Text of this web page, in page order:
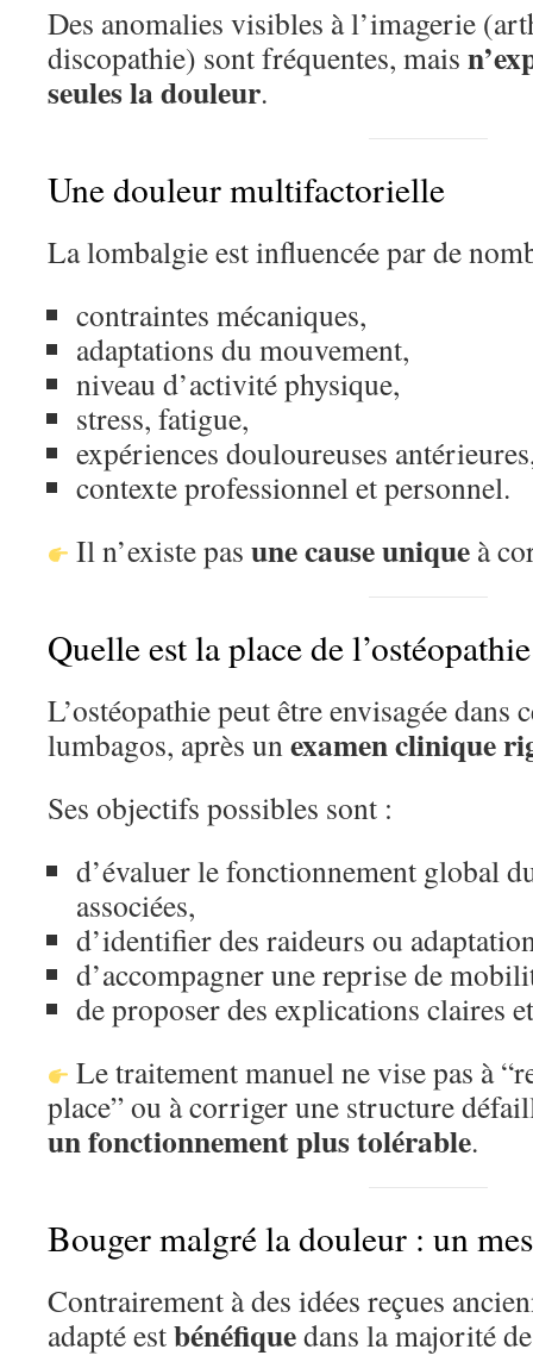
Des anomalies visibles à l’imagerie
discopathie) sont fréquentes, mais
seules la douleur.
Une douleur multifactorielle
La lombalgie est influencée par de
contraintes mécaniques,
adaptations du mouvement,
niveau d’activité physique,
stress, fatigue,
expériences douloureuses
contexte professionnel et personnel.
Il n’existe pasune cause unique à
Quelle est la place de
L’ostéopathie peut être envisagée dans
lumbagos, après unexamen clinique
Ses objectifs possibles sont :
d’évaluer le fonctionnement global
associées,
d’identifier des raideurs ou
d’accompagner une reprise de
de proposer des explications claires
Le traitement manuel ne vise pas à
place” ou à corriger une structure
un fonctionnement plus tolérable.
Bouger malgré la douleur : un
Contrairement à des idées reçues
adapté estbénéfiquedans la majorité